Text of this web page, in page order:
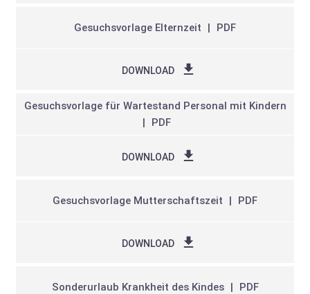
Gesuchsvorlage Elternzeit PDF
DOWNLOAD
Gesuchsvorlage für Wartestand Personal mit Kindern
PDF
DOWNLOAD
Gesuchsvorlage Mutterschaftszeit PDF
DOWNLOAD
Sonderurlaub Krankheit des Kindes PDF